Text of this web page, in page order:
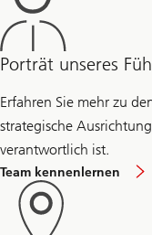
Porträt unseres
Erfahren Sie mehr zu
strategische
verantwortlich ist.
Team kennenlernen